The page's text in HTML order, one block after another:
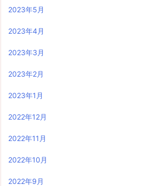
2023年5月
2023年4月
2023年3月
2023年2月
2023年1月
2022年12月
2022年11月
2022年10月
2022年9月